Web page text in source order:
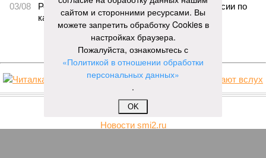
03/08
Республика разместилась на 79 месте в России по
качеству дорог
ЕЩЕ НОВОСТИ
НОВОСТИ ПАРТНЕРОВ
Новости smi2.ru
сайтом и сторонними ресурсами. Вы
можете запретить обработку Cookies в
настройках браузера.
Пожалуйста, ознакомьтесь с
«Политикой в отношении обработки
персональных данных»
.
OK